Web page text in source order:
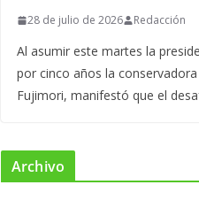
28 de julio de 2026 Redacción
Al asumir este martes la
por cinco años la
Fujimori, manifestó que el
Archivo